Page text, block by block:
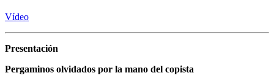
Vídeo
Presentación
Pergaminos olvidados por la mano del copista